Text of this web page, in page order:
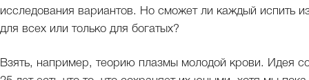
исследования вариантов. Но сможет ли каждый испить
для всех или только для богатых?
Взять, например, теорию плазмы молодой крови. Идея